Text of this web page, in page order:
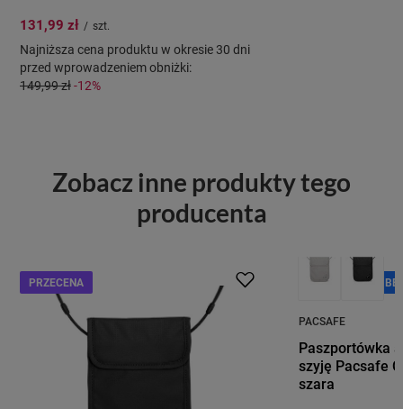
131,99 zł / szt.
Najniższa cena produktu w okresie 30 dni
przed wprowadzeniem obniżki:
149,99 zł-12%
Zobacz inne produkty tego
producenta
PRZECENA PROMOCJA
PACSAFE
Paszportówka
szyję Pacsafe
szara